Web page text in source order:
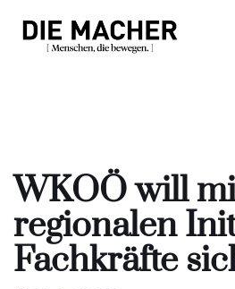
WKOÖ will
regionalen
Fachkräfte